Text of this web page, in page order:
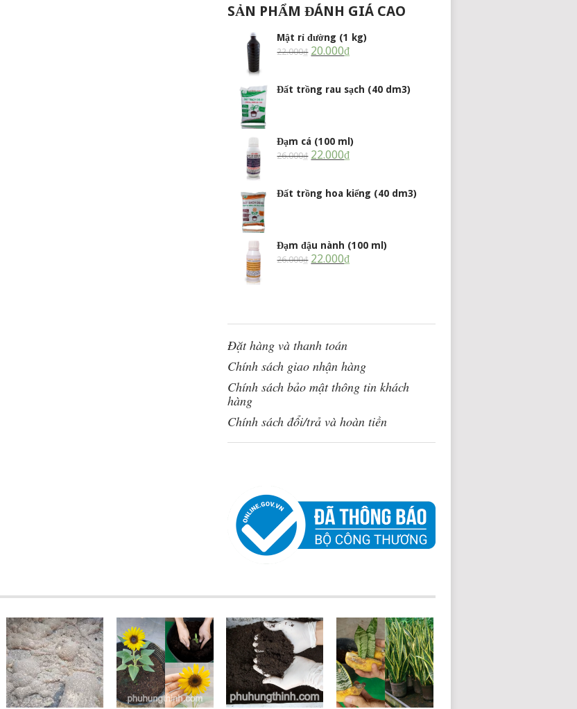
SẢN PHẨM ĐÁNH GIÁ CAO
Mật rỉ đường (1 kg)
22.000₫ 20.000₫
Đất trồng rau sạch (40 dm3)
Đạm cá (100 ml)
26.000₫ 22.000₫
Đất trồng hoa kiểng (40 dm3)
Đạm đậu nành (100 ml)
26.000₫ 22.000₫
Đặt hàng và thanh toán
Chính sách giao nhận hàng
Chính sách bảo mật thông tin khách
hàng
Chính sách đổi/trả và hoàn tiền